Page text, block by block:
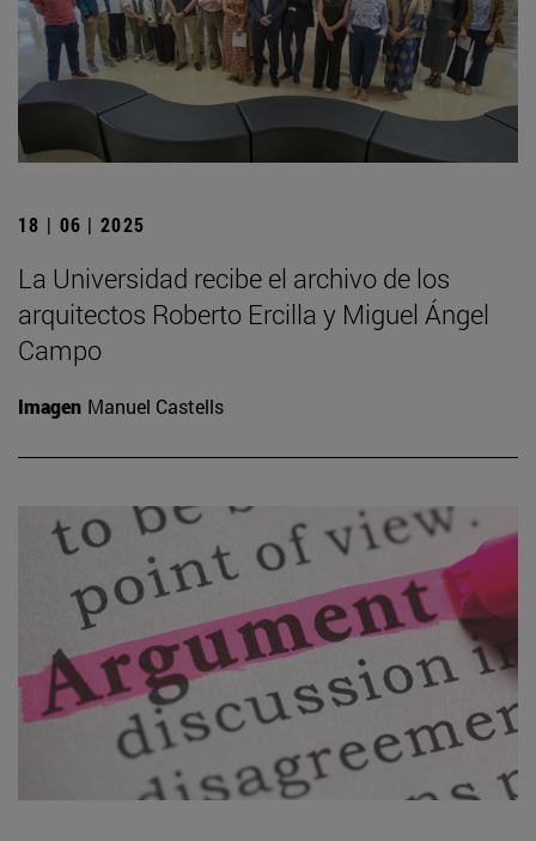
18 | 06 | 2025
La Universidad recibe el archivo de los
arquitectos Roberto Ercilla y Miguel Ángel
Campo
Imagen Manuel Castells